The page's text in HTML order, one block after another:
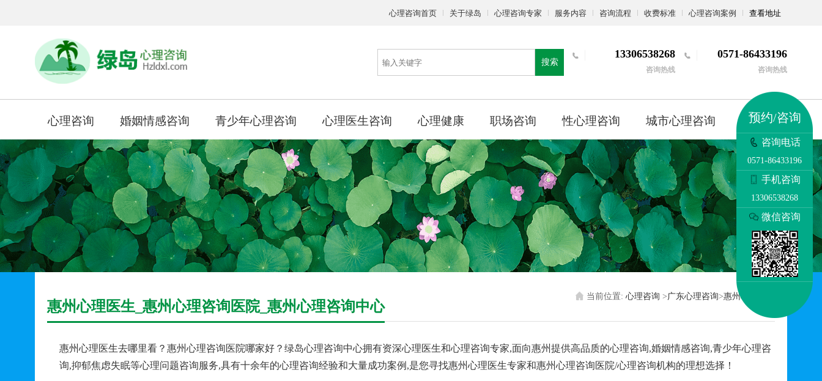
心理咨询首页 关于绿岛 心理咨询专家 服务内容 咨询流程 收费标准 心理咨询案例 查看地址
搜索
13306538268
咨询热线
0571-86433196
咨询热线
心理咨询 婚姻情感咨询 青少年心理咨询 心理医生咨询 心理健康 职场咨询 性心理咨询 城市心理咨询 更多
惠州心理医生_惠州心理咨询医院_惠州心理咨询中心
当前位置: 心理咨询 >广东心理咨询>惠州心理医生
惠州心理医生去哪里看？惠州心理咨询医院哪家好？绿岛心理咨询中心拥有资深心理医生和心理咨询专家,面向惠州提供高品质的心理咨询,婚姻情感咨询,青少年心理咨
询,抑郁焦虑失眠等心理问题咨询服务,具有十余年的心理咨询经验和大量成功案例,是您寻找惠州心理医生专家和惠州心理咨询医院/心理咨询机构的理想选择！
预约/咨询
咨询电话
0571-86433196
手机咨询
13306538268
微信咨询